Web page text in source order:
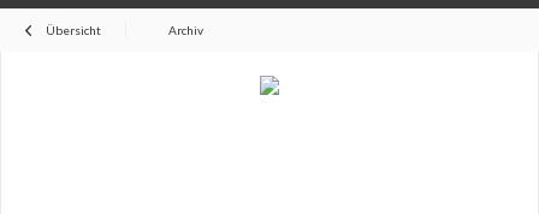
Übersicht Archiv